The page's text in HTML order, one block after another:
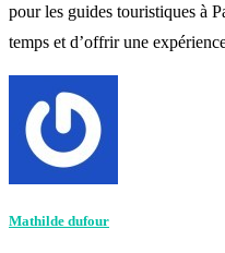
pour les guides touristiques à
temps et d’offrir une
Mathilde dufour